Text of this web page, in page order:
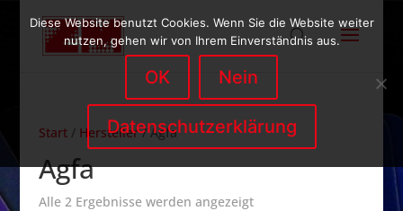
Start/ Hersteller/ Agfa
Agfa
Alle 2 Ergebnisse werden angezeigt
Diese Website benutzt Cookies. Wenn Sie die Website weiter
nutzen, gehen wir von Ihrem Einverständnis aus.
OK Nein
Datenschutzerklärung